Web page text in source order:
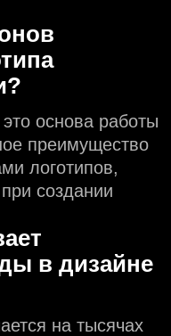
основа работы
преимущество
логотипов,
создании
в дизайне
на тысячах